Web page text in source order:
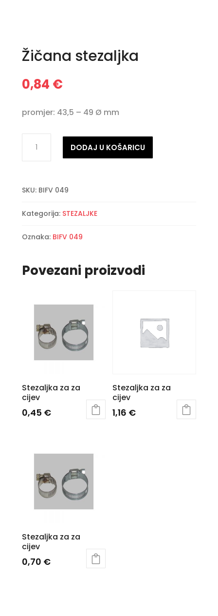
Žičana stezaljka
0,84 €
promjer: 43,5 – 49 Ø mm
stezaljka
DODAJ U KOŠARICU
SKU: BIFV 049
Kategorija: STEZALJKE
Oznaka: BIFV 049
Povezani proizvodi
Stezaljka za za
cijev
0,45 €
Stezaljka za za
cijev
1,16 €
Stezaljka za za
cijev
0,70 €